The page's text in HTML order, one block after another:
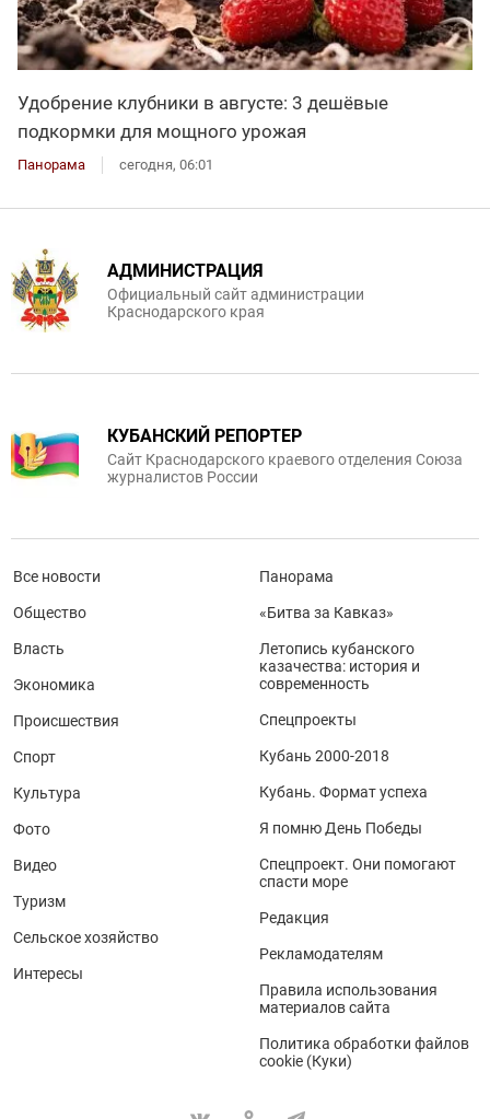
Удобрение клубники в августе: 3 дешёвые
подкормки для мощного урожая
Панорама сегодня, 06:01
АДМИНИСТРАЦИЯ
Официальный сайт администрации
Краснодарского края
КУБАНСКИЙ РЕПОРТЕР
Сайт Краснодарского краевого отделения Союза
журналистов России
Все новости
Общество
Власть
Экономика
Происшествия
Спорт
Культура
Фото
Видео
Туризм
Сельское хозяйство
Интересы
Панорама
«Битва за Кавказ»
Летопись кубанского
казачества: история и
современность
Спецпроекты
Кубань 2000-2018
Кубань. Формат успеха
Я помню День Победы
Спецпроект. Они помогают
спасти море
Редакция
Рекламодателям
Правила использования
материалов сайта
Политика обработки файлов
cookie (Куки)